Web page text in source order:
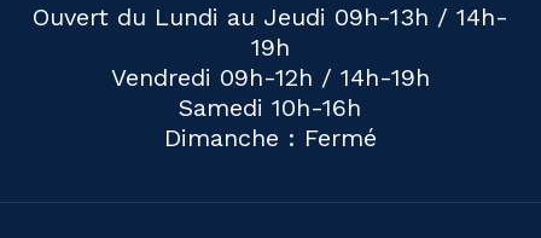
Ouvert du Lundi au Jeudi 09h-13h / 14h-
19h
Vendredi 09h-12h / 14h-19h
Samedi 10h-16h
Dimanche : Fermé